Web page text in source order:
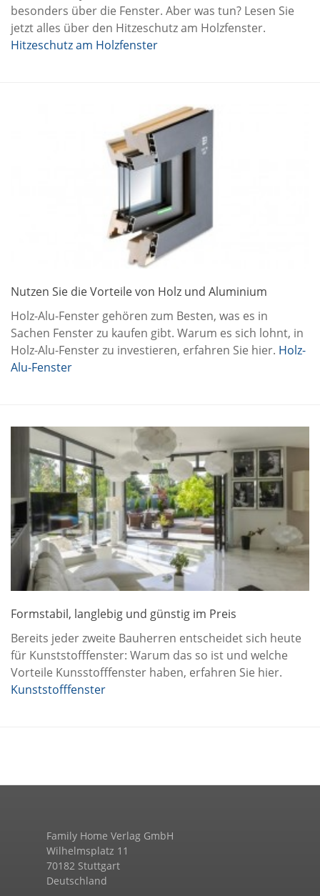
besonders über die Fenster. Aber was tun? Lesen Sie
jetzt alles über den Hitzeschutz am Holzfenster.
Hitzeschutz am Holzfenster
Nutzen Sie die Vorteile von Holz und Aluminium
Holz-Alu-Fenster gehören zum Besten, was es in
Sachen Fenster zu kaufen gibt. Warum es sich lohnt, in
Holz-Alu-Fenster zu investieren, erfahren Sie hier. Holz-
Alu-Fenster
Formstabil, langlebig und günstig im Preis
Bereits jeder zweite Bauherren entscheidet sich heute
für Kunststofffenster: Warum das so ist und welche
Vorteile Kunsstofffenster haben, erfahren Sie hier.
Kunststofffenster
Family Home Verlag GmbH
Wilhelmsplatz 11
70182 Stuttgart
Deutschland